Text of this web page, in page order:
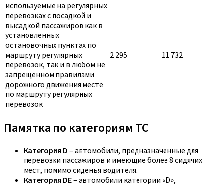
используемые на регулярных
перевозках с посадкой и
высадкой пассажиров как в
установленных
остановочных пунктах по
маршруту регулярных
перевозок, так и в любом не
запрещенном правилами
дорожного движения месте
по маршруту регулярных
перевозок
2 295 11 732
Памятка по категориям ТС
Категория D – автомобили, предназначенные для
перевозки пассажиров и имеющие более 8 сидячих
мест, помимо сиденья водителя.
Категория DE– автомобили категории «D»,